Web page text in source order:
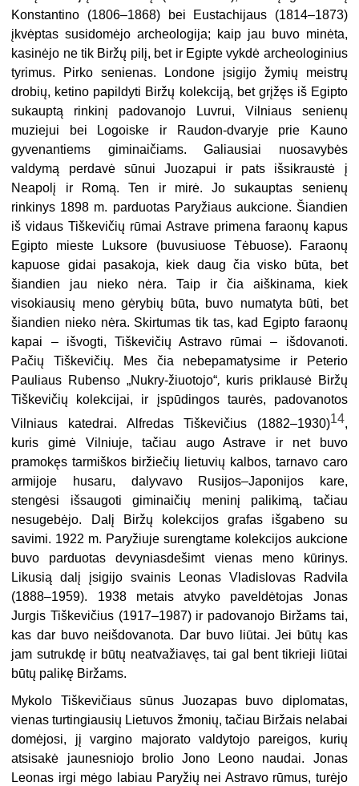
Konstantino (1806–1868) bei Eustachijaus (1814–1873)
įkvėptas susidomėjo archeologija; kaip jau buvo minėta,
kasinėjo ne tik Biržų pilį, bet ir Egipte vykdė archeologinius
tyrimus. Pirko senienas. Londone įsigijo žymių meistrų
drobių, ketino papildyti Biržų kolekciją, bet grįžęs iš Egipto
sukauptą rinkinį padovanojo Luvrui, Vilniaus senienų
muziejui bei Logoiske ir Raudon-dvaryje prie Kauno
gyvenantiems giminaičiams. Galiausiai nuosavybės
valdymą perdavė sūnui Juozapui ir pats išsikraustė į
Neapolį ir Romą. Ten ir mirė. Jo sukauptas senienų
rinkinys 1898 m. parduotas Paryžiaus aukcione. Šiandien
iš vidaus Tiškevičių rūmai Astrave primena faraonų kapus
Egipto mieste Luksore (buvusiuose Tėbuose). Faraonų
kapuose gidai pasakoja, kiek daug čia visko būta, bet
šiandien jau nieko nėra. Taip ir čia aiškinama, kiek
visokiausių meno gėrybių būta, buvo numatyta būti, bet
šiandien nieko nėra. Skirtumas tik tas, kad Egipto faraonų
kapai – išvogti, Tiškevičių Astravo rūmai – išdovanoti.
Pačių Tiškevičių. Mes čia nebepamatysime ir Peterio
Pauliaus Rubenso „Nukry-žiuotojo“, kuris priklausė Biržų
Tiškevičių kolekcijai, ir įspūdingos taurės, padovanotos
Vilniaus katedrai. Alfredas Tiškevičius (1882–1930)14,
kuris gimė Vilniuje, tačiau augo Astrave ir net buvo
pramokęs tarmiškos biržiečių lietuvių kalbos, tarnavo caro
armijoje husaru, dalyvavo Rusijos–Japonijos kare,
stengėsi išsaugoti giminaičių meninį palikimą, tačiau
nesugebėjo. Dalį Biržų kolekcijos grafas išgabeno su
savimi. 1922 m. Paryžiuje surengtame kolekcijos aukcione
buvo parduotas devyniasdešimt vienas meno kūrinys.
Likusią dalį įsigijo svainis Leonas Vladislovas Radvila
(1888–1959). 1938 metais atvyko paveldėtojas Jonas
Jurgis Tiškevičius (1917–1987) ir padovanojo Biržams tai,
kas dar buvo neišdovanota. Dar buvo liūtai. Jei būtų kas
jam sutrukdę ir būtų neatvažiavęs, tai gal bent tikrieji liūtai
būtų palikę Biržams.
Mykolo Tiškevičiaus sūnus Juozapas buvo diplomatas,
vienas turtingiausių Lietuvos žmonių, tačiau Biržais nelabai
domėjosi, jį vargino majorato valdytojo pareigos, kurių
atsisakė jaunesniojo brolio Jono Leono naudai. Jonas
Leonas irgi mėgo labiau Paryžių nei Astravo rūmus, turėjo